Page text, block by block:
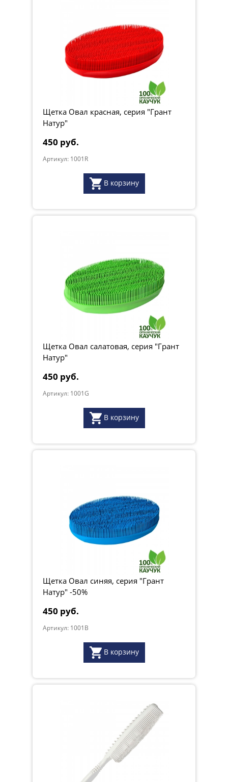
Щетка Овал красная, серия "Грант
Натур"
450 руб.
Артикул: 1001R
В корзину
Щетка Овал салатовая, серия "Грант
Натур"
450 руб.
Артикул: 1001G
В корзину
Щетка Овал синяя, серия "Грант
Натур" -50%
450 руб.
Артикул: 1001B
В корзину